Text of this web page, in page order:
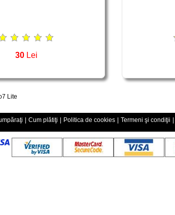
30 Lei
Lite
| Cum plătiţi | Politica de cookies | Termeni şi condiţii |